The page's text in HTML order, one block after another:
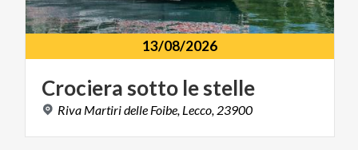
13/08/2026
Crociera sotto lestelle
Riva Martiridelle Foibe, Lecco, 23900